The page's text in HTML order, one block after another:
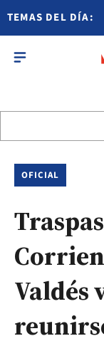
TEMAS DEL DÍA:
OFICIAL
Valdés